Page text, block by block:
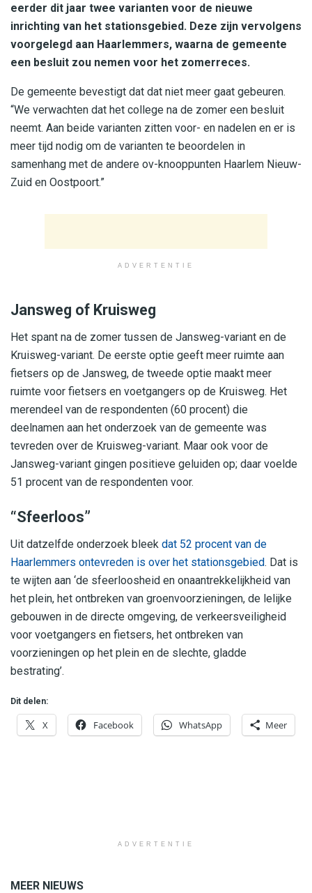
eerder dit jaar twee varianten voor de nieuwe
inrichting van het stationsgebied. Deze zijn vervolgens
voorgelegd aan Haarlemmers, waarna de gemeente
een besluit zou nemen voor het zomerreces.
De gemeente bevestigt dat dat niet meer gaat gebeuren.
“We verwachten dat het college na de zomer een besluit
neemt. Aan beide varianten zitten voor- en nadelen en er is
meer tijd nodig om de varianten te beoordelen in
samenhang met de andere ov-knooppunten Haarlem Nieuw-
Zuid en Oostpoort.”
ADVERTENTIE
Jansweg of Kruisweg
Het spant na de zomer tussen de Jansweg-variant en de
Kruisweg-variant. De eerste optie geeft meer ruimte aan
fietsers op de Jansweg, de tweede optie maakt meer
ruimte voor fietsers en voetgangers op de Kruisweg. Het
merendeel van de respondenten (60 procent) die
deelnamen aan het onderzoek van de gemeente was
tevreden over de Kruisweg-variant. Maar ook voor de
Jansweg-variant gingen positieve geluiden op; daar voelde
51 procent van de respondenten voor.
“Sfeerloos”
Uit datzelfde onderzoek bleek dat 52 procent van de
Haarlemmers ontevreden is over het stationsgebied. Dat is
te wijten aan ‘de sfeerloosheid en onaantrekkelijkheid van
het plein, het ontbreken van groenvoorzieningen, de lelijke
gebouwen in de directe omgeving, de verkeersveiligheid
voor voetgangers en fietsers, het ontbreken van
voorzieningen op het plein en de slechte, gladde
bestrating’.
Dit delen:
X Facebook WhatsApp Meer
ADVERTENTIE
MEER NIEUWS